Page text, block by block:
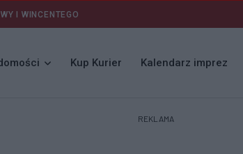
I WINCENTEGO
Kup Kurier Kalendarz imprez
REKLAMA